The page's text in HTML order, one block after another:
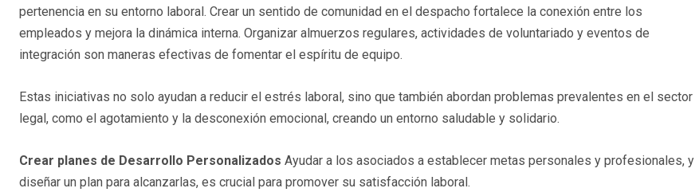
pertenencia en su entorno laboral. Crear un sentido de comunidad en el despacho fortalece la conexión entre los
empleados y mejora la dinámica interna. Organizar almuerzos regulares, actividades de voluntariado y eventos de
integración son maneras efectivas de fomentar el espíritu de equipo.
Estas iniciativas no solo ayudan a reducir el estrés laboral, sino que también abordan problemas prevalentes en el sector
legal, como el agotamiento y la desconexión emocional, creando un entorno saludable y solidario.
Crear planes de Desarrollo Personalizados Ayudar a los asociados a establecer metas personales y profesionales, y
diseñar un plan para alcanzarlas, es crucial para promover su satisfacción laboral.